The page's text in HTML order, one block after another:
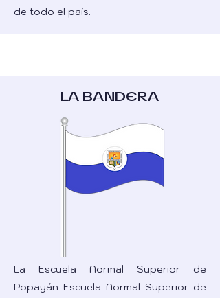
de todo el país.
LA BANDERA
La Escuela Normal Superior de
Popayán Escuela Normal Superior de